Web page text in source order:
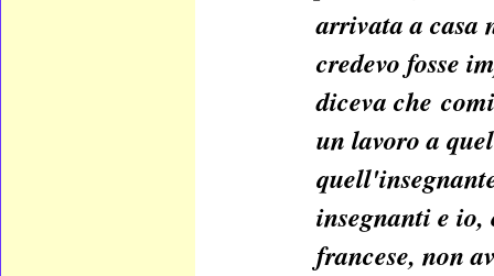
arrivata a casa
credevo fosse
diceva che
un lavoro a
insegnanti e io,
francese, non